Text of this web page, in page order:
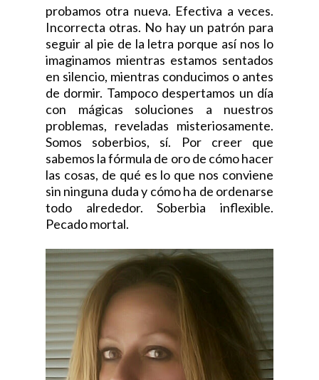
probamos otra nueva. Efectiva a veces.
Incorrecta otras. No hay un patrón para
seguir al pie de la letra porque así nos lo
imaginamos mientras estamos sentados
en silencio, mientras conducimos o antes
de dormir. Tampoco despertamos un día
con mágicas soluciones a nuestros
problemas, reveladas misteriosamente.
Somos soberbios, sí. Por creer que
sabemos la fórmula de oro de cómo hacer
las cosas, de qué es lo que nos conviene
sin ninguna duda y cómo ha de ordenarse
todo alrededor. Soberbia inflexible.
Pecado mortal.